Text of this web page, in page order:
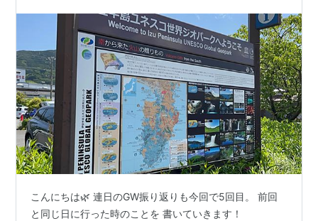
こんにちは🌿 連日のGW振り返りも今回で5回目。 前回
と同じ日に行った時のことを 書いていきます！